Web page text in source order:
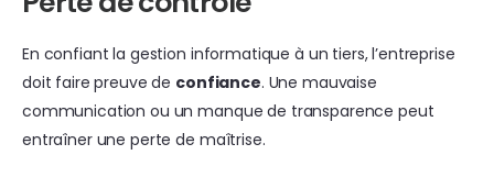
En confiant la gestion informatique à un tiers, l’entreprise
doit faire preuve de confiance. Une mauvaise
communication ou un manque de transparence peut
entraîner une perte de maîtrise.